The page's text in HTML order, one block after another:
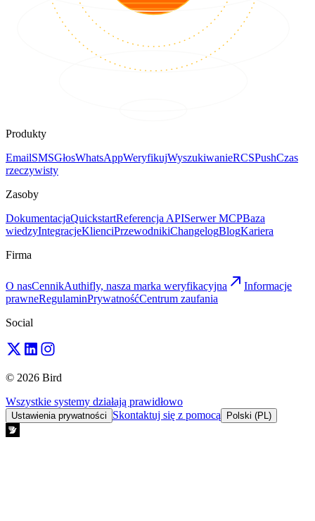
Produkty
EmailSMSGłosWhatsAppWeryfikujWyszukiwanieRCSPushCzas
rzeczywisty
Zasoby
DokumentacjaQuickstartReferencja APISerwer MCPBaza
wiedzyIntegracjeKlienciPrzewodnikiChangelogBlogKariera
Firma
O nasCennikAuthifly, nasza marka weryfikacyjna
Informacje
prawneRegulaminPrywatnośćCentrum zaufania
Social
© 2026 Bird
Wszystkie systemy działają prawidłowo
Ustawienia prywatności Skontaktuj się z pomocą Polski (PL)